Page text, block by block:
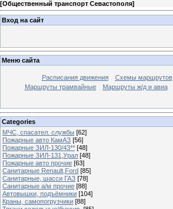
[Общественный транспорт Севастополя]
Вход на сайт
Меню сайта
Расписания движения Схемы маршрутов
Маршруты трамвайные
Маршруты ж/д и авиа
Categories
МЧС, спасател. службы [62]
Пожарные авто КамАЗ [56]
Пожарные ЗИЛ-130/43** [48]
Пожарные ЗИЛ-131,Урал [48]
Пожарные авто прочие [63]
Санитарные Renault,Ford [85]
Санитарные, шасси ГАЗ [78]
Санитарные а/м прочие [88]
Автовышки, подъёмники [104]
Краны, самопогрузчики [88]